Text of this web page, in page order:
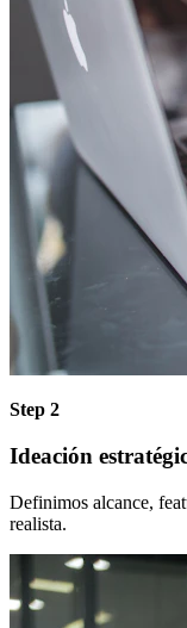
Step 2
Ideación
Definimos alcance,
realista.